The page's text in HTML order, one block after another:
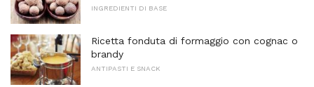
INGREDIENTI DI BASE
Ricetta fonduta di formaggio con cognac o
brandy
ANTIPASTI E SNACK